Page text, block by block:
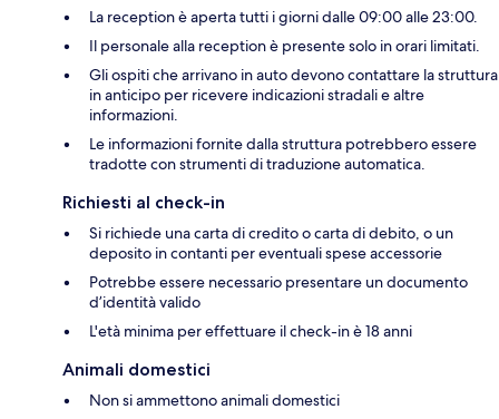
La reception è aperta tutti i giorni dalle 09:00 alle 23:00.
Il personale alla reception è presente solo in orari limitati.
Gli ospiti che arrivano in auto devono contattare la struttura
in anticipo per ricevere indicazioni stradali e altre
informazioni.
Le informazioni fornite dalla struttura potrebbero essere
tradotte con strumenti di traduzione automatica.
Richiesti al check-in
Si richiede una carta di credito o carta di debito, o un
deposito in contanti per eventuali spese accessorie
Potrebbe essere necessario presentare un documento
d’identità valido
L'età minima per effettuare il check-in è 18 anni
Animali domestici
Non si ammettono animali domestici